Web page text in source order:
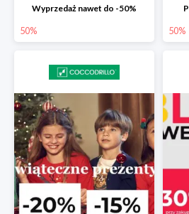
Wyprzedaż nawet do -50%
50% 50%